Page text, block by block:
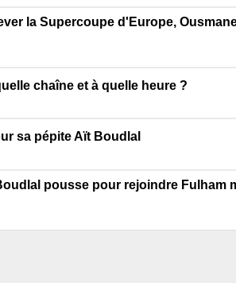
la Supercoupe d'Europe,
chaîne et à quelle heure ?
sa pépite Aït Boudlal
pousse pour rejoindre Fulham